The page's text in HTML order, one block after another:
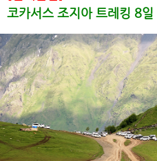
코카서스 조지아 트레킹 8일